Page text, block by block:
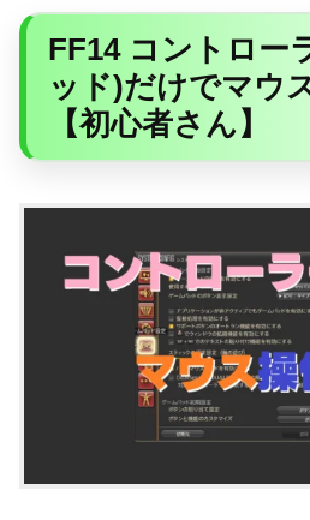
FF14 コントロー
ッド)だけでマウ
【初心者さん】